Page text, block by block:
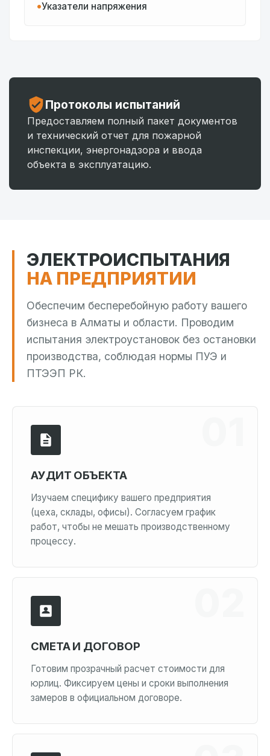
Указатели напряжения
Протоколы испытаний
Предоставляем полный пакет документов
и технический отчет для пожарной
инспекции, энергонадзора и ввода
объекта в эксплуатацию.
ЭЛЕКТРОИСПЫТАНИЯ
НА ПРЕДПРИЯТИИ
Обеспечим бесперебойную работу вашего
бизнеса в Алматы и области. Проводим
испытания электроустановок без остановки
производства, соблюдая нормы ПУЭ и
ПТЭЭП РК.
АУДИТ ОБЪЕКТА
Изучаем специфику вашего предприятия
(цеха, склады, офисы). Согласуем график
работ, чтобы не мешать производственному
процессу.
СМЕТА И ДОГОВОР
Готовим прозрачный расчет стоимости для
юрлиц. Фиксируем цены и сроки выполнения
замеров в официальном договоре.